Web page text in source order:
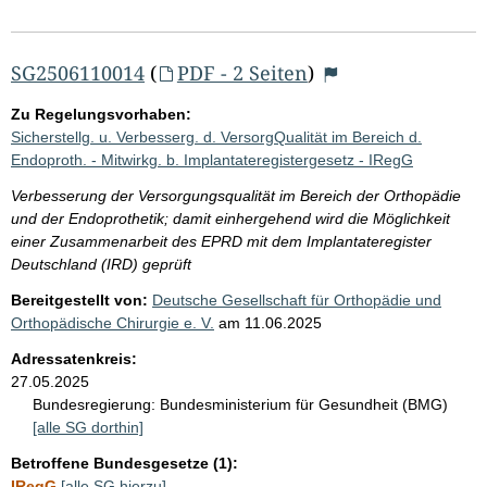
SG2506110014 ( PDF - 2 Seiten)
Zu Regelungsvorhaben:
Sicherstellg. u. Verbesserg. d. VersorgQualität im Bereich d.
Endoproth. - Mitwirkg. b. Implantateregistergesetz - IRegG
Verbesserung der Versorgungsqualität im Bereich der Orthopädie
und der Endoprothetik; damit einhergehend wird die Möglichkeit
einer Zusammenarbeit des EPRD mit dem Implantateregister
Deutschland (IRD) geprüft
Bereitgestellt von: Deutsche Gesellschaft für Orthopädie und
Orthopädische Chirurgie e. V. am 11.06.2025
Adressatenkreis:
27.05.2025
Bundesregierung: Bundesministerium für Gesundheit (BMG)
[alle SG dorthin]
Betroffene Bundesgesetze (1):